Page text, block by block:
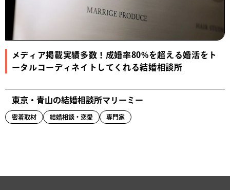
メディア掲載実績多数！成婚率80%を超える婚活をト
ータルコーディネイトしてくれる結婚相談所
東京・青山の結婚相談所マリーミー
密着取材 結婚相談・恋愛 専門家